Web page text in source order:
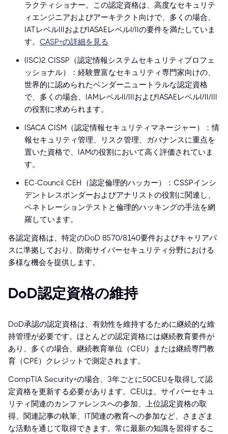
ラクティショナー。この認定資格は、高度なセキュリテ
ィエンジニアおよびアーキテクト向けで、多くの場合、
IATレベルIIIおよびIASAEレベルI/IIの要件を満たしていま
す。 CASP+の詳細を見る
(ISC)² CISSP（認定情報システムセキュリティプロフェ
ッショナル）：経験豊富なセキュリティ専門家向けの、
世界的に認められたベンダーニュートラルな認定資格
で、多くの場合、IAMレベルII/IIIおよびIASAEレベルI/II/III
の役割に求められます。
ISACA CISM（認定情報セキュリティマネージャー）：情
報セキュリティ管理、リスク管理、ガバナンスに重点を
置いた資格で、IAMの役割において高く評価されていま
す。
EC-Council CEH（認定倫理的ハッカー）：CSSPインシ
デントレスポンダーおよびアナリストの役割に関連し、
ペネトレーションテストと倫理的ハッキングの手法を網
羅しています。
各認定資格は、特定のDoD 8570/8140要件およびキャリアパ
スに準拠しており、防衛サイバーセキュリティ分野における
多様な機会を提供します。
DoD認定資格の維持
DoD承認の認定資格は、有効性を維持するために継続的な維
持管理が必要です。ほとんどの認定資格には継続教育要件が
あり、多くの場合、継続教育単位（CEU）または継続専門教
育（CPE）クレジットで測定されます。
CompTIA Security+の場合、3年ごとに50CEUを取得して認
定資格を更新する必要があります。CEUは、サイバーセキュ
リティ関連のカンファレンスへの参加、上位認定資格の取
得、関連記事の執筆、IT関連の教育への参加など、さまざま
な活動を通じて取得できます。常に最新の知識を習得するこ